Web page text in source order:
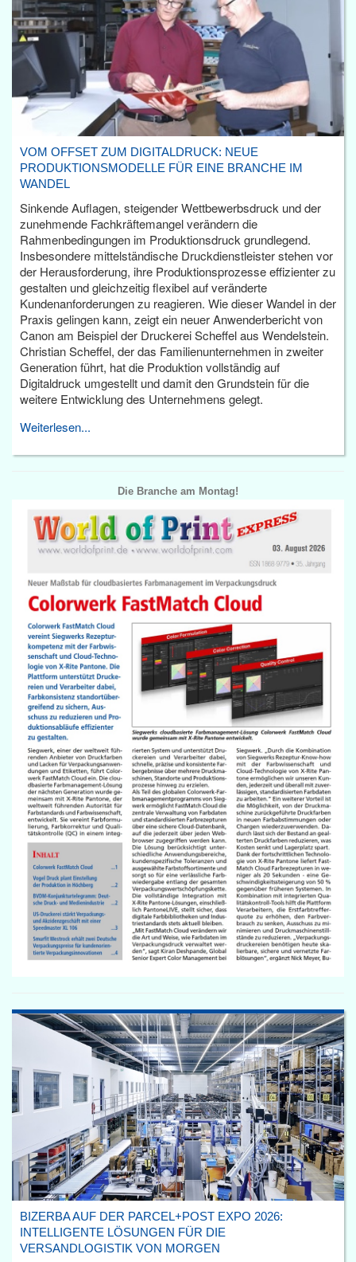
VOM OFFSET ZUM DIGITALDRUCK: NEUE
PRODUKTIONSMODELLE FÜR EINE BRANCHE IM
WANDEL
Sinkende Auflagen, steigender Wettbewerbsdruck und der
zunehmende Fachkräftemangel verändern die
Rahmenbedingungen im Produktionsdruck grundlegend.
Insbesondere mittelständische Druckdienstleister stehen vor
der Herausforderung, ihre Produktionsprozesse effizienter zu
gestalten und gleichzeitig flexibel auf veränderte
Kundenanforderungen zu reagieren. Wie dieser Wandel in der
Praxis gelingen kann, zeigt ein neuer Anwenderbericht von
Canon am Beispiel der Druckerei Scheffel aus Wendelstein.
Christian Scheffel, der das Familienunternehmen in zweiter
Generation führt, hat die Produktion vollständig auf
Digitaldruck umgestellt und damit den Grundstein für die
weitere Entwicklung des Unternehmens gelegt.
Weiterlesen...
Die Branche am Montag!
BIZERBA AUF DER PARCEL+POST EXPO 2026:
INTELLIGENTE LÖSUNGEN FÜR DIE
VERSANDLOGISTIK VON MORGEN